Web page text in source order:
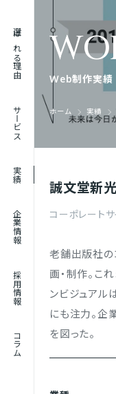
選ばれる理由
サービス
実績
企業情報
採用情報
コラム
ABOUT
採用情報
Web制作実績
ホーム 実績
誠文堂新
コーポレートサ
老舗出版社の
画・制作。こ
ンビジュアル
にも注力。企
を図った。